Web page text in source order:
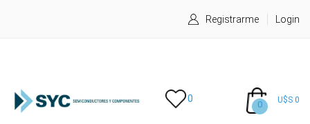
Registrarme Login
0
0 U$S 0